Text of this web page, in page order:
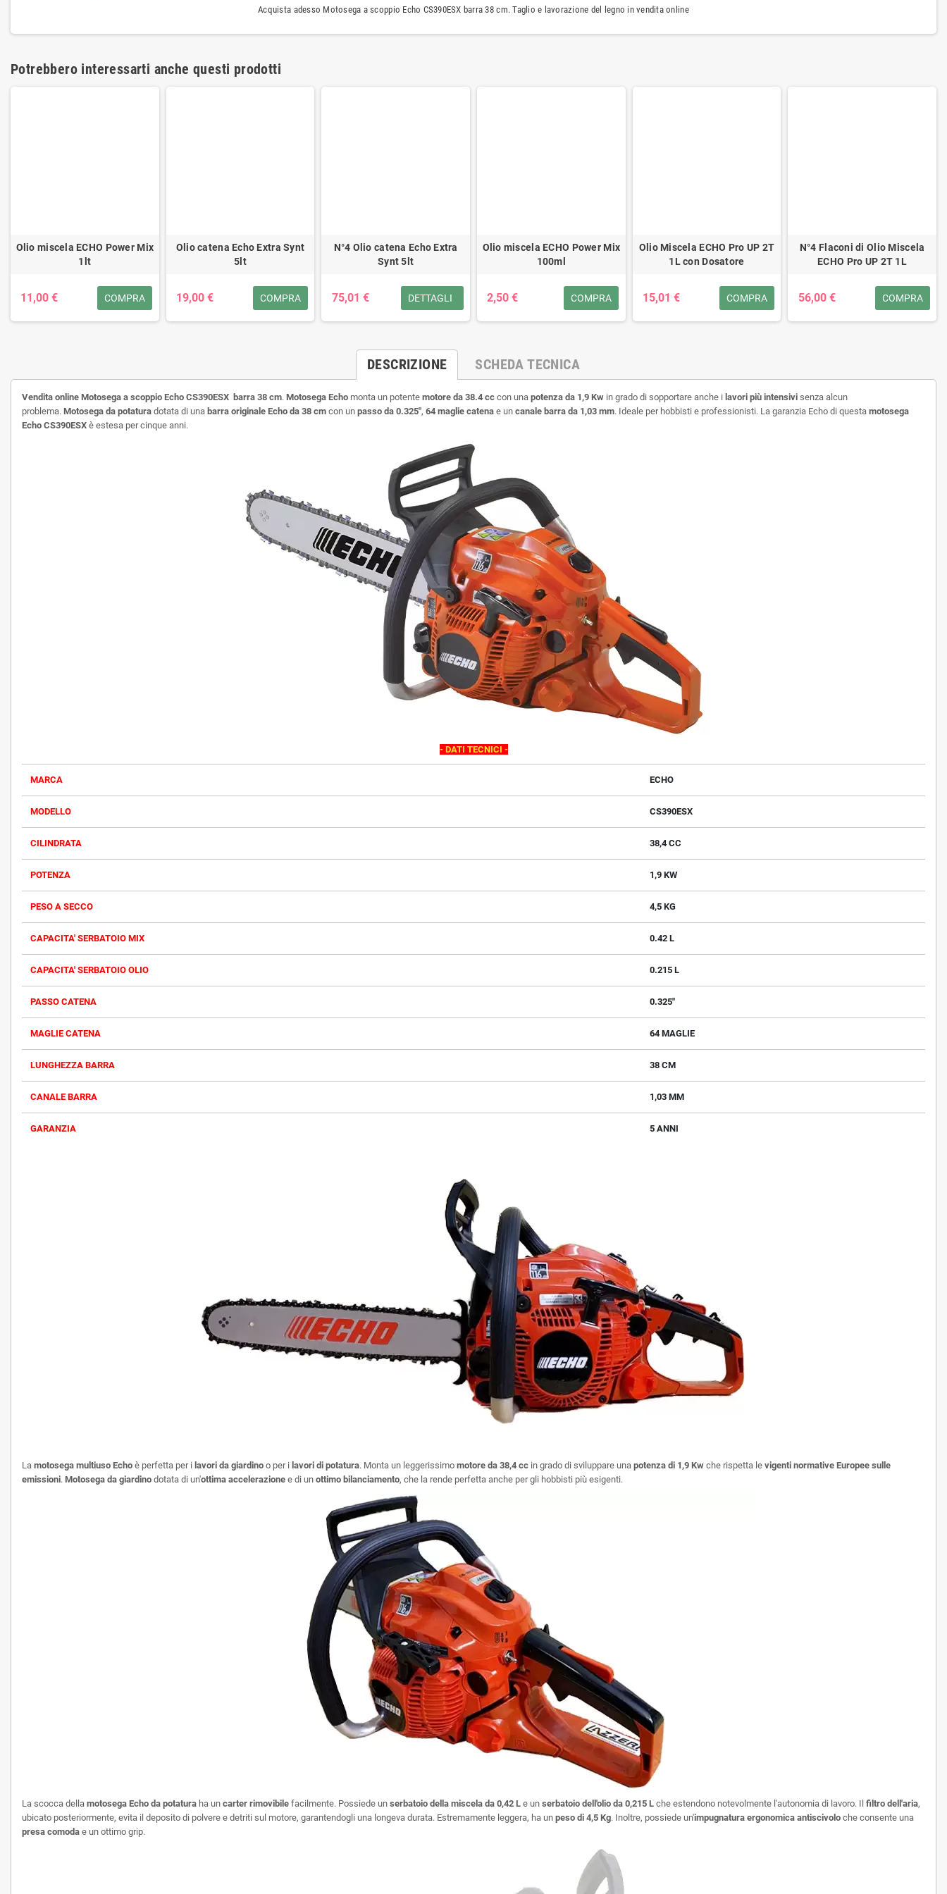
Acquista adesso Motosega a scoppio Echo CS390ESX barra 38 cm. Taglio e lavorazione del legno in vendita online
Potrebbero interessarti anche questi prodotti
Olio miscela ECHO Power Mix
1lt
11,00 € COMPRA
Olio catena Echo Extra Synt
5lt
19,00 € COMPRA
N°4 Olio catena Echo Extra
Synt 5lt
75,01 € DETTAGLI
Olio miscela ECHO Power Mix
100ml
2,50 € COMPRA
Olio Miscela ECHO Pro UP 2T
1L con Dosatore
15,01 € COMPRA
N°4 Flaconi di Olio Miscela
ECHO Pro UP 2T 1L
56,00 € COMPRA
DESCRIZIONE SCHEDA TECNICA
Vendita online Motosega a scoppio Echo CS390ESX barra 38 cm. Motosega Echo monta un potente motore da 38.4 cc con una potenza da 1,9 Kw in grado di sopportare anche i lavori più intensivi senza alcun
problema. Motosega da potatura dotata di una barra originale Echo da 38 cm con un passo da 0.325", 64 maglie catena e un canale barra da 1,03 mm. Ideale per hobbisti e professionisti. La garanzia Echo di questa motosega
Echo CS390ESX è estesa per cinque anni.
- DATI TECNICI -
MARCA ECHO
MODELLO CS390ESX
CILINDRATA 38,4 CC
POTENZA 1,9 KW
PESO A SECCO 4,5 KG
CAPACITA' SERBATOIO MIX 0.42 L
CAPACITA' SERBATOIO OLIO 0.215 L
PASSO CATENA 0.325"
MAGLIE CATENA 64 MAGLIE
LUNGHEZZA BARRA 38 CM
CANALE BARRA 1,03 MM
GARANZIA 5 ANNI
La motosega multiuso Echo è perfetta per i lavori da giardino o per i lavori di potatura. Monta un leggerissimo motore da 38,4 cc in grado di sviluppare una potenza di 1,9 Kw che rispetta le vigenti normative Europee sulle
emissioni. Motosega da giardino dotata di un'ottima accelerazione e di un ottimo bilanciamento, che la rende perfetta anche per gli hobbisti più esigenti.
La scocca della motosega Echo da potatura ha un carter rimovibile facilmente. Possiede un serbatoio della miscela da 0,42 L e un serbatoio dell'olio da 0,215 L che estendono notevolmente l'autonomia di lavoro. Il filtro dell'aria,
ubicato posteriormente, evita il deposito di polvere e detriti sul motore, garantendogli una longeva durata. Estremamente leggera, ha un peso di 4,5 Kg. Inoltre, possiede un'impugnatura ergonomica antiscivolo che consente una
presa comoda e un ottimo grip.